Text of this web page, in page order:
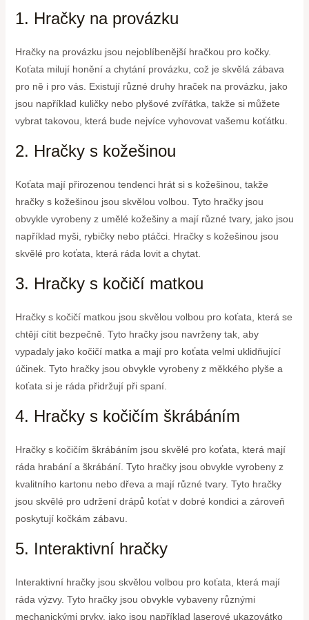
1. Hračky na provázku
Hračky na provázku jsou nejoblíbenější hračkou pro kočky.
Koťata milují honění a chytání provázku, což je skvělá zábava
pro ně i pro vás. Existují různé druhy hraček na provázku, jako
jsou například kuličky nebo plyšové zvířátka, takže si můžete
vybrat takovou, která bude nejvíce vyhovovat vašemu koťátku.
2. Hračky s kožešinou
Koťata mají přirozenou tendenci hrát si s kožešinou, takže
hračky s kožešinou jsou skvělou volbou. Tyto hračky jsou
obvykle vyrobeny z umělé kožešiny a mají různé tvary, jako jsou
například myši, rybičky nebo ptáčci. Hračky s kožešinou jsou
skvělé pro koťata, která ráda lovit a chytat.
3. Hračky s kočičí matkou
Hračky s kočičí matkou jsou skvělou volbou pro koťata, která se
chtějí cítit bezpečně. Tyto hračky jsou navrženy tak, aby
vypadaly jako kočičí matka a mají pro koťata velmi uklidňující
účinek. Tyto hračky jsou obvykle vyrobeny z měkkého plyše a
koťata si je ráda přidržují při spaní.
4. Hračky s kočičím škrábáním
Hračky s kočičím škrábáním jsou skvělé pro koťata, která mají
ráda hrabání a škrábání. Tyto hračky jsou obvykle vyrobeny z
kvalitního kartonu nebo dřeva a mají různé tvary. Tyto hračky
jsou skvělé pro udržení drápů koťat v dobré kondici a zároveň
poskytují kočkám zábavu.
5. Interaktivní hračky
Interaktivní hračky jsou skvělou volbou pro koťata, která mají
ráda výzvy. Tyto hračky jsou obvykle vybaveny různými
mechanickými prvky, jako jsou například laserové ukazovátko